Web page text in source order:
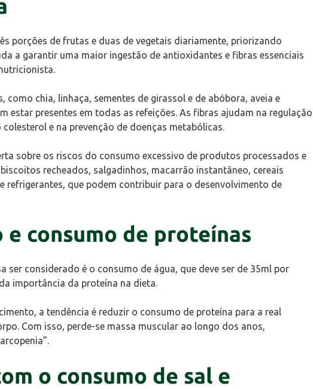
porções de frutas e duas de vegetais diariamente, priorizando
a garantir uma maior ingestão de antioxidantes e fibras essenciais
como chia, linhaça, sementes de girassol e de abóbora, aveia e
estar presentes em todas as refeições. As fibras ajudam na regulação
e na prevenção de doenças metabólicas.
sobre os riscos do consumo excessivo de produtos processados e
recheados, salgadinhos, macarrão instantâneo, cereais
refrigerantes, que podem contribuir para o desenvolvimento de
e consumo de proteínas
ser considerado é o consumo de água, que deve ser de 35ml por
importância da proteína na dieta.
a tendência é reduzir o consumo de proteína para a real
Com isso, perde-se massa muscular ao longo dos anos,
o consumo de sal e